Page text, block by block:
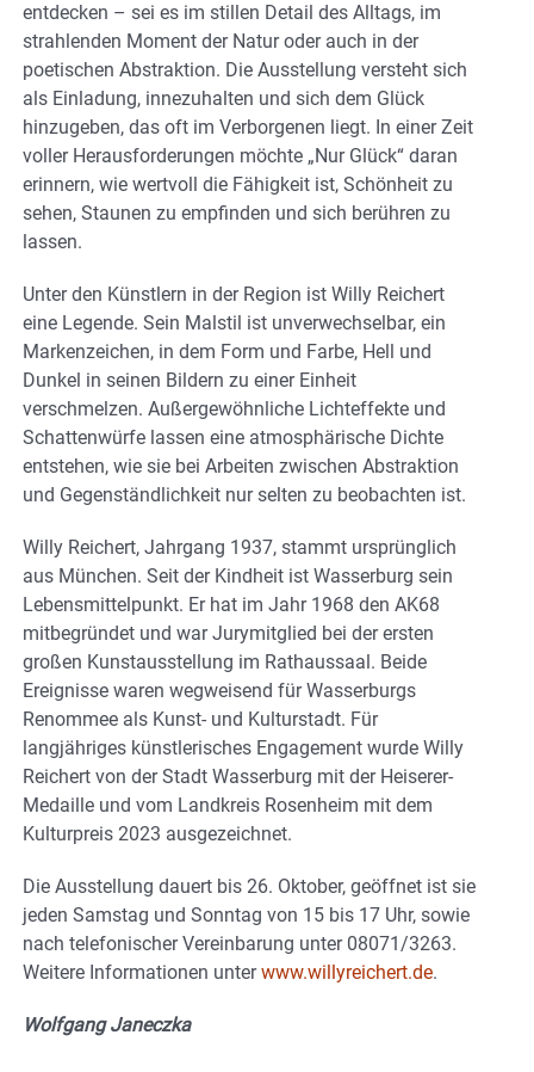
entdecken – sei es im stillen Detail des Alltags, im
strahlenden Moment der Natur oder auch in der
poetischen Abstraktion. Die Ausstellung versteht sich
als Einladung, innezuhalten und sich dem Glück
hinzugeben, das oft im Verborgenen liegt. In einer Zeit
voller Herausforderungen möchte „Nur Glück“ daran
erinnern, wie wertvoll die Fähigkeit ist, Schönheit zu
sehen, Staunen zu empfinden und sich berühren zu
lassen.
Unter den Künstlern in der Region ist Willy Reichert
eine Legende. Sein Malstil ist unverwechselbar, ein
Markenzeichen, in dem Form und Farbe, Hell und
Dunkel in seinen Bildern zu einer Einheit
verschmelzen. Außergewöhnliche Lichteffekte und
Schattenwürfe lassen eine atmosphärische Dichte
entstehen, wie sie bei Arbeiten zwischen Abstraktion
und Gegenständlichkeit nur selten zu beobachten ist.
Willy Reichert, Jahrgang 1937, stammt ursprünglich
aus München. Seit der Kindheit ist Wasserburg sein
Lebensmittelpunkt. Er hat im Jahr 1968 den AK68
mitbegründet und war Jurymitglied bei der ersten
großen Kunstausstellung im Rathaussaal. Beide
Ereignisse waren wegweisend für Wasserburgs
Renommee als Kunst- und Kulturstadt. Für
langjähriges künstlerisches Engagement wurde Willy
Reichert von der Stadt Wasserburg mit der Heiserer-
Medaille und vom Landkreis Rosenheim mit dem
Kulturpreis 2023 ausgezeichnet.
Die Ausstellung dauert bis 26. Oktober, geöffnet ist sie
jeden Samstag und Sonntag von 15 bis 17 Uhr, sowie
nach telefonischer Vereinbarung unter 08071/3263.
Weitere Informationen unterwww.willyreichert.de.
Wolfgang Janeczka